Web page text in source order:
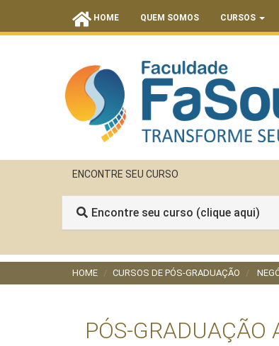
HOME QUEM SOMOS CURSOS
ENCONTRE SEU CURSO
Encontre seu curso (clique aqui)
HOME CURSOS DE PÓS-GRADUAÇÃO
PÓS-GRADUAÇÃO